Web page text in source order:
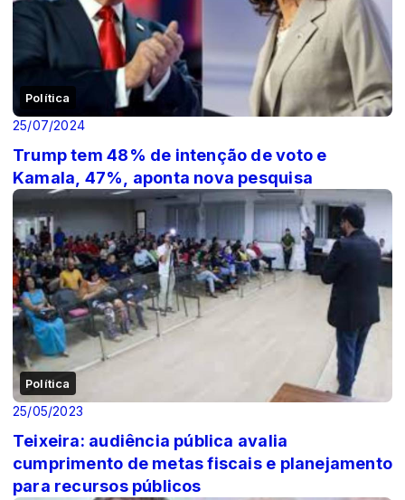
Política
25/07/2024
Trump tem 48% de intenção de voto e
Kamala, 47%, aponta nova pesquisa
Política
25/05/2023
Teixeira: audiência pública avalia
cumprimento de metas fiscais e planejamento
para recursos públicos